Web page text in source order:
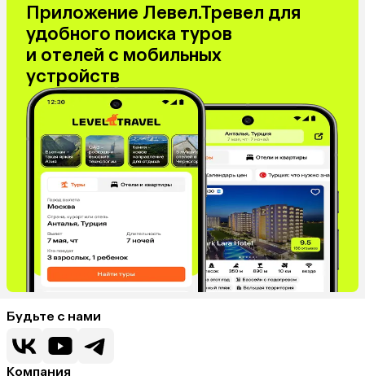
Приложение Левел.Тревел для
удобного поиска туров
и отелей с мобильных
устройств
Будьте с нами
Компания